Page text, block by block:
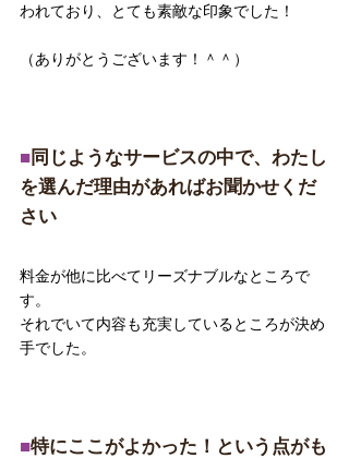
われており、とても素敵な印象でした！
（ありがとうございます！＾＾）
■同じようなサービスの中で、わたし
を選んだ理由があればお聞かせくだ
さい
料金が他に比べてリーズナブルなところで
す。
それでいて内容も充実しているところが決め
手でした。
■特にここがよかった！という点がも